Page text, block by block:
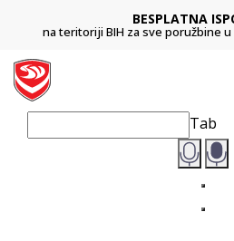
BESPLATNA
na teritoriji BIH za sve poružbine
Tab